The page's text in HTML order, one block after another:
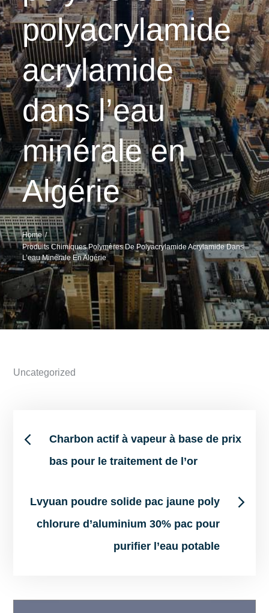
polyacrylamide
acrylamide
dans l’eau
minérale en
Algérie
Home
Produits Chimiques Polymères De Polyacrylamide Acrylamide Dans
L’eau Minérale En Algérie
Uncategorized
Post
navigation
Charbon actif à vapeur à base de prix
bas pour le traitement de l’or
Lvyuan poudre solide pac jaune poly
chlorure d’aluminium 30% pac pour
purifier l’eau potable